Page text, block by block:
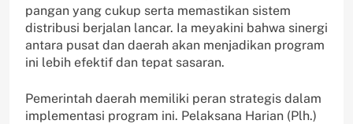
pangan yang cukup serta memastikan sistem
distribusi berjalan lancar. Ia meyakini bahwa sinergi
antara pusat dan daerah akan menjadikan program
ini lebih efektif dan tepat sasaran.
Pemerintah daerah memiliki peran strategis dalam
implementasi program ini. Pelaksana Harian (Plh.)